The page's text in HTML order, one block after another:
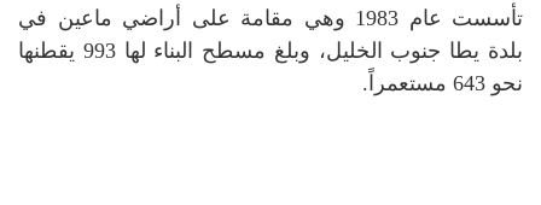
تأسست عام 1983 وهي مقامة على أراضي ماعين في
بلدة يطا جنوب الخليل، وبلغ مسطح البناء لها 993 يقطنها
نحو 643 مستعمراً.